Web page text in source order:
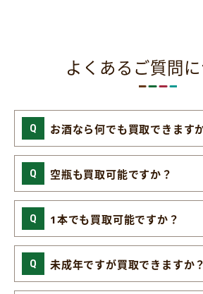
よくあるご質問
お酒なら何でも買取できます
空瓶も買取可能ですか？
1本でも買取可能ですか？
未成年ですが買取できますか？